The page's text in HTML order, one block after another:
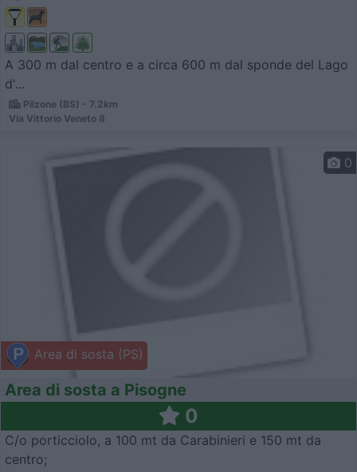
A 300 m dal centro e a circa 600 m dal sponde del Lago
d'...
Pilzone (BS) - 7.2km
Via Vittorio Veneto 8
Area di sosta (PS)
0
Area di sosta a Pisogne
0
C/o porticciolo, a 100 mt da Carabinieri e 150 mt da
centro;